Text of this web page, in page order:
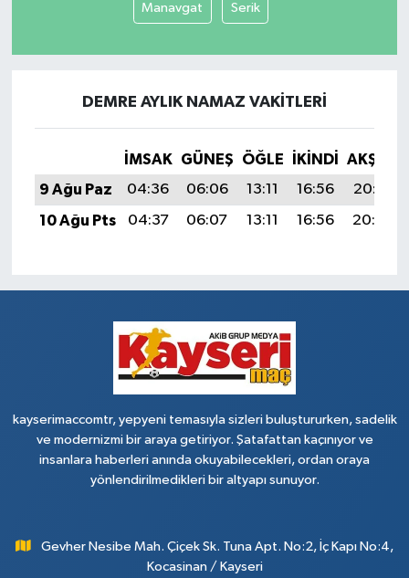
Manavgat Serik
DEMRE AYLIK NAMAZ VAKITLERI
İMSAK GÜNEŞ ÖĞLE İKINDI
AKŞAM
9 Ağu Paz
04:36 06:06 13:11 16:56
20:05
10 Ağu Pts
04:37 06:07 13:11 16:56 20:04
kayserimaccomtr, yepyeni temasıyla sizleri buluştururken, sadelik
ve modernizmi bir araya getiriyor. Şatafattan kaçınıyor ve
insanlara haberleri anında okuyabilecekleri, ordan oraya
yönlendirilmedikleri bir altyapı sunuyor.
Gevher Nesibe Mah. Çiçek Sk. Tuna Apt. No:2, İç Kapı No:4,
Kocasinan / Kayseri